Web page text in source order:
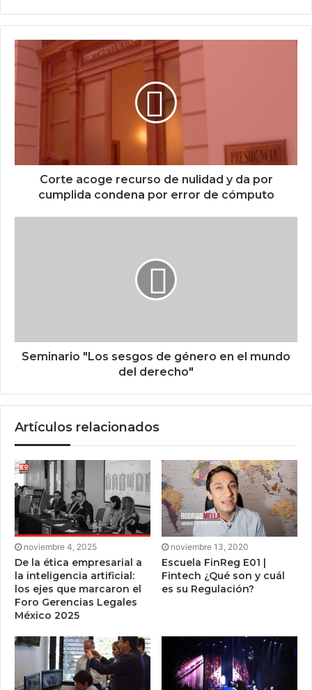
Corte acoge recurso de nulidad y da por
cumplida condena por error de cómputo
Seminario "Los sesgos de género en el mundo
del derecho"
Artículos relacionados
noviembre 4, 2025
De la ética empresarial a
la inteligencia artificial:
los ejes que marcaron el
Foro Gerencias Legales
México 2025
noviembre 13, 2020
Escuela FinReg E01 |
Fintech ¿Qué son y cuál
es su Regulación?